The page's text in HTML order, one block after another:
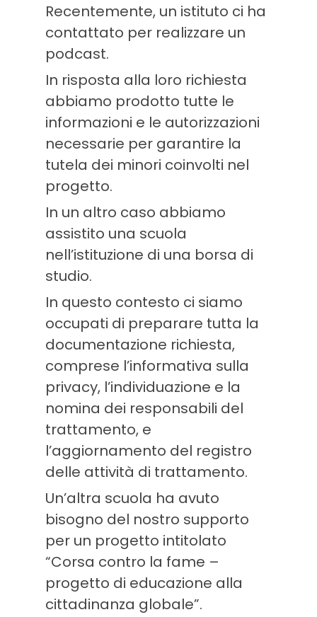
Recentemente, un istituto ci ha
contattato per realizzare un
podcast.
In risposta alla loro richiesta
abbiamo prodotto tutte le
informazioni e le autorizzazioni
necessarie per garantire la
tutela dei minori coinvolti nel
progetto.
In un altro caso abbiamo
assistito una scuola
nell’istituzione di una borsa di
studio.
In questo contesto ci siamo
occupati di preparare tutta la
documentazione richiesta,
comprese l’informativa sulla
privacy, l’individuazione e la
nomina dei responsabili del
trattamento, e
l’aggiornamento del registro
delle attività di trattamento.
Un’altra scuola ha avuto
bisogno del nostro supporto
per un progetto intitolato
“Corsa contro la fame –
progetto di educazione alla
cittadinanza globale”.